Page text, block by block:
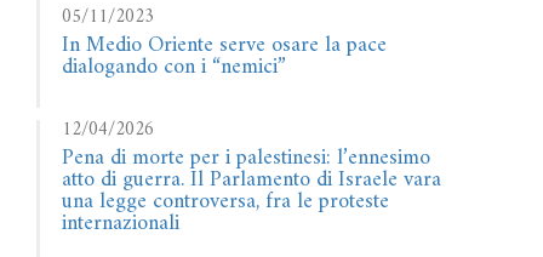
05/11/2023
In Medio Oriente serve osare la pace
dialogando con i “nemici”
12/04/2026
Pena di morte per i palestinesi: l’ennesimo
atto di guerra. Il Parlamento di Israele vara
una legge controversa, fra le proteste
internazionali